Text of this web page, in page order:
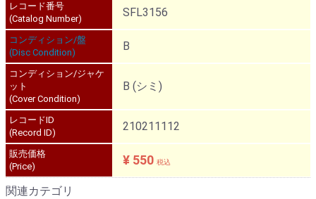
レコード番号
(Catalog Number)
SFL3156
コンディション/盤
(Disc Condition)
B
コンディション/ジャケ
ット
(Cover Condition)
B (シミ)
レコードID
(Record ID)
210211112
販売価格
(Price)
¥ 550 税込
関連カテゴリ